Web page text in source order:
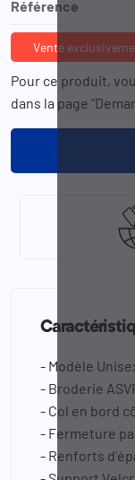
Référence
Vente
Pour ce produit,
dans la page
- Modèle
- Broderie
- Col en bord
- Fermeture
- Renforts